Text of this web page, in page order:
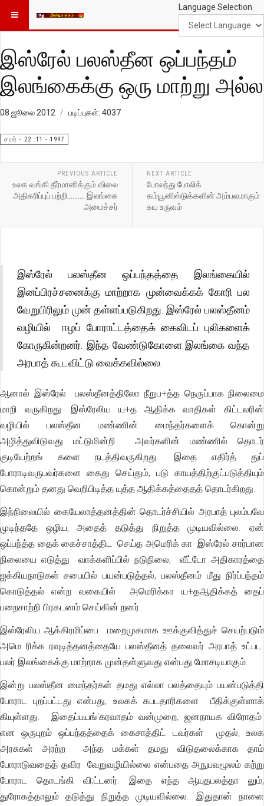
Language Selection
இஸ்ரேல் பலஸ்தீன ஒப்பந்தம்
இலங்கைக்கு ஒரு மாற்று அல்ல
08 ஜூலை 2012 படிப்புகள்: 4037
சமர் - 22 :11 - 1997
PREVIOUS ARTICLE
உலக வங்கி தீர்மானிக்கும் விலை
அதிகரிப்புப் பற்றி.......... இலங்கை
அமைச்சர்
NEXT ARTICLE
போலந்து போலிக்
கம்யூனிஸ்டுக்களின் அம்பலமாகும்
சுய உருவம்
இஸ்ரேல் பலஸ்தீன ஒப்பந்தத்தை இலங்கையில்
இனப்பிரச்சனைக்கு மாற்றாக முன்வைக்கக் கோரி பல
வேறுபிரிலும் முன் தள்ளப்படுகிறது. இஸ்ரேல் பலஸ்தீனம்
வழியில் ஈழப் போராட்டத்தைக் கைவிடப் புலிகளைக்
கோருகின்றனர். இந்த வேண்டுகோளை இலங்கை வந்த
அரபாத் கூடவிட்டு வைக்கவில்லை.
ஆனால் இஸ்ரேல் பலஸ்தீனத்திலோ நீறுப+த்த நெருப்பாக நிலைமை
மாறி வருகிறது. இஸ்ரேலிய ய+த ஆதிக்க வாதிகள் கிட்டலரின்
வழியில் பலஸ்தீன மண்ணின் மைந்தர்களைக் கொன்று
அழித்துவிடுவது மட்டுமின்றி அவர்களின் மண்ணில் தொடர்
குடியேற்றங் களை நடத்திவருகிறது. இதை எதிர்த் துப்
போராடிவருபவர்களை கைது செய்தும், படு காயத்திற்குட்படுத்தியும்
கொன்றும் தனது வெறிபிடித்த யுத்த ஆதிக்கத்தைதத் தொடர்கிறது.
இந்நிலையில் கையேலாத்தனத்தின் தொடர்ச்சியில் அரபாத் புலம்பவே
முடிந்ததே ஒழிய, அதைத் தடுத்து நிறுத்த முடியவில்லை. ஏன்
ஒப்பந்த்த தைக் கைச்சாத்திட செய்த அமெரிக் கா இஸ்ரேல் சார்பான
நிலையை எடுத்து வாக்களிப்பில் நடுநிலை, வீட்டோ அதிகாரத்தை
ஐக்கியநாடுகள் சபையில் பயன்படுத்தல், பலஸ்தீனம் மீது நிர்ப்பந்தம்
கொடுத்தல் என்ற வகையில் அமெரிக்கா ய+தஆதிக்கத் தைப்
பறைசாற்றி பிரகடனம் செய்கின் றனர்.
இஸ்ரேலிய ஆக்கிரமிப்பை மறைமுகமாக ஊக்குவித்துச் செயற்படும்
அமெ ரிக்க ரவுடித்தனத்தையே பலஸ்தீனத் தலைவர் அரபாத் உட்பட
பலர் இலங்கைக்கு மாற்றாக முன்தள்ளுவது என்பது மோசடியாகும்.
இன்று பலஸ்தீன மைந்தர்கள் தமது எல்லா பலத்தையும் பயன்படுத்தி
போராட புறப்பட்டது என்பது, உலகக் கபடதாரிகளை பீதிக்குள்ளாக்
கியுள்ளது. இதைப்பயங்'கரவாதம் வன்முறை, ஜனநாயக விரோதம்
என ஒருபுறம் ஒப்பந்தத்தைக் கைசாத்திட் டவர்கள் முதல், உலக
அரசுகள் அரற்ற அந்த மக்கள் தமது விடுதலைக்காக தாம்
போராடுவதைத் தவிர வேறுவழியில்லை என்பதை அநுபவமூலம் கற்று
போராட தொடங்கி வி;ட்டனர். இதை எந்த ஆயுதபலத்தா லும்,
துரோகத்தாலும் தடுத்து நிறுத்த முடியவில்லை. இதுதான் நாளை